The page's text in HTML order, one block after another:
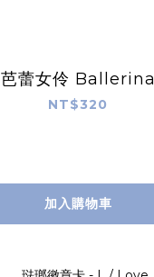
芭蕾女伶 Ballerina
NT$320
加入購物車